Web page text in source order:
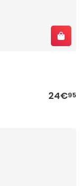
24€95